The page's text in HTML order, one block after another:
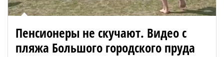
Пенсионеры не скучают. Видео с
пляжа Большого городского пруда